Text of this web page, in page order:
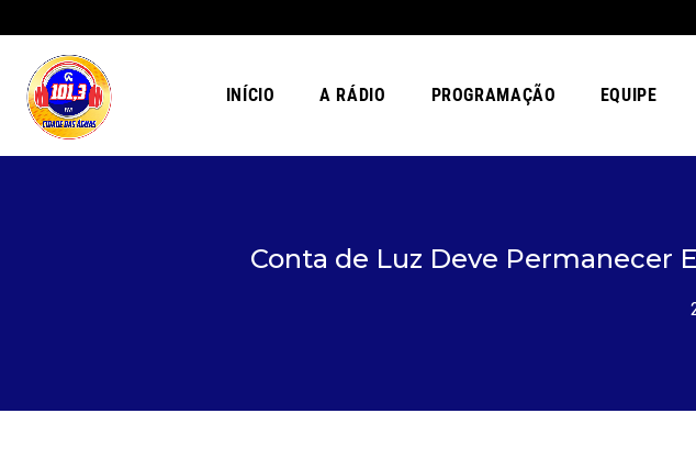
INÍCIO A RÁDIO PROGRAMAÇÃO EQUIPE
Conta de Luz Deve Permanecer